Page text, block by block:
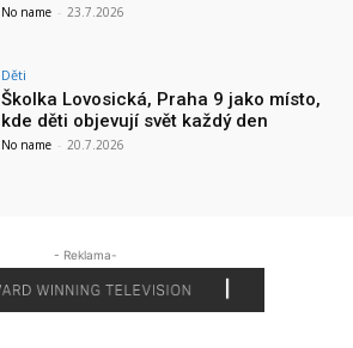
No name - 23.7.2026
Děti
Školka Lovosická, Praha 9 jako místo,
kde děti objevují svět každý den
No name - 20.7.2026
- Reklama-